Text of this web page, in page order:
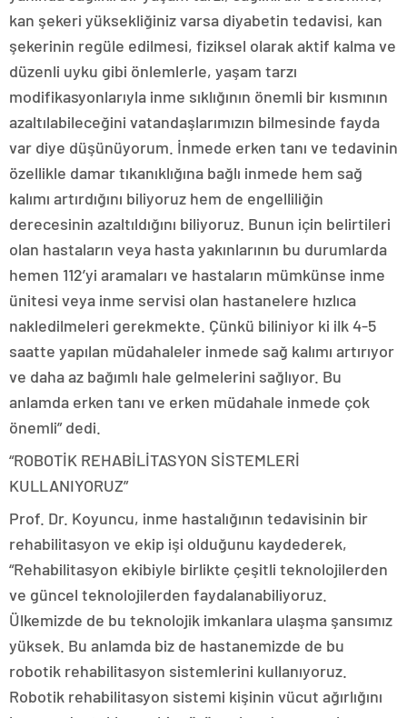
kan şekeri yüksekliğiniz varsa diyabetin tedavisi, kan
şekerinin regüle edilmesi, fiziksel olarak aktif kalma ve
düzenli uyku gibi önlemlerle, yaşam tarzı
modifikasyonlarıyla inme sıklığının önemli bir kısmının
azaltılabileceğini vatandaşlarımızın bilmesinde fayda
var diye düşünüyorum. İnmede erken tanı ve tedavinin
özellikle damar tıkanıklığına bağlı inmede hem sağ
kalımı artırdığını biliyoruz hem de engelliliğin
derecesinin azaltıldığını biliyoruz. Bunun için belirtileri
olan hastaların veya hasta yakınlarının bu durumlarda
hemen 112’yi aramaları ve hastaların mümkünse inme
ünitesi veya inme servisi olan hastanelere hızlıca
nakledilmeleri gerekmekte. Çünkü biliniyor ki ilk 4-5
saatte yapılan müdahaleler inmede sağ kalımı artırıyor
ve daha az bağımlı hale gelmelerini sağlıyor. Bu
anlamda erken tanı ve erken müdahale inmede çok
önemli” dedi.
“ROBOTİK REHABİLİTASYON SİSTEMLERİ
KULLANIYORUZ”
Prof. Dr. Koyuncu, inme hastalığının tedavisinin bir
rehabilitasyon ve ekip işi olduğunu kaydederek,
“Rehabilitasyon ekibiyle birlikte çeşitli teknolojilerden
ve güncel teknolojilerden faydalanabiliyoruz.
Ülkemizde de bu teknolojik imkanlara ulaşma şansımız
yüksek. Bu anlamda biz de hastanemizde de bu
robotik rehabilitasyon sistemlerini kullanıyoruz.
Robotik rehabilitasyon sistemi kişinin vücut ağırlığını